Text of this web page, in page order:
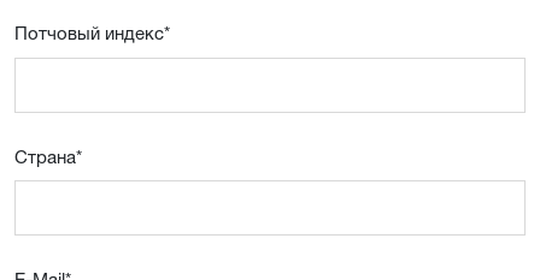
Потчовый индекс*
Страна*